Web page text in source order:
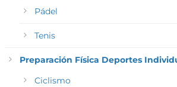
Pádel
Tenis
Preparación Física Deportes
Ciclismo